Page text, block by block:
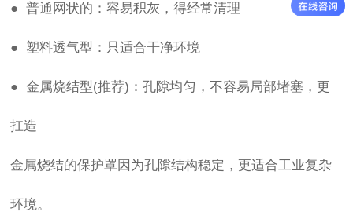
● 普通网状的：容易积灰，得经常清理
● 塑料透气型：只适合干净环境
● 金属烧结型(推荐)：孔隙均匀，不容易局部堵塞，更
扛造
金属烧结的保护罩因为孔隙结构稳定，更适合工业复杂
环境。